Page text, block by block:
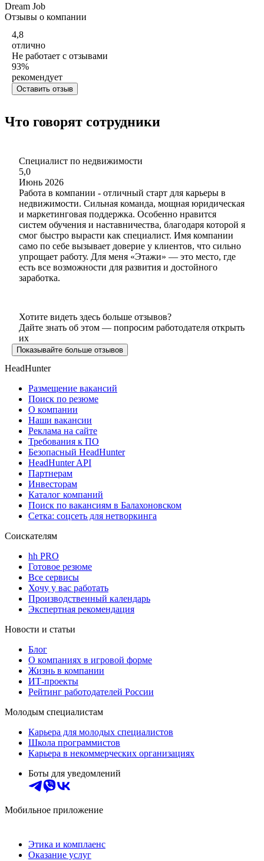
Dream Job
Отзывы о компании
4,8
отлично
Не работает с отзывами
93%
рекомендует
Оставить отзыв
Что говорят сотрудники
Специалист по недвижимости
5,0
Июнь 2026
Работа в компании - отличный старт для карьеры в
недвижимости. Сильная команда, мощная юридическая
и маркетинговая поддержка. Особенно нравится
систем обучения и наставничества, благодаря которой я
смог быстро вырасти как специалист. Имя компании
само по себе вызывает доверие у клиентов, что сильно
упрощает работу. Для меня «Этажи» — это место, где
есть все возможности для развития и достойного
заработка.
Хотите видеть здесь больше отзывов?
Дайте знать об этом — попросим работодателя открыть
их
Показывайте больше отзывов
HeadHunter
Размещение вакансий
Поиск по резюме
О компании
Наши вакансии
Реклама на сайте
Требования к ПО
Безопасный HeadHunter
HeadHunter API
Партнерам
Инвесторам
Каталог компаний
Поиск по вакансиям в Балахоновском
Сетка: соцсеть для нетворкинга
Соискателям
hh PRO
Готовое резюме
Все сервисы
Хочу у вас работать
Производственный календарь
Экспертная рекомендация
Новости и статьи
Блог
О компаниях в игровой форме
Жизнь в компании
ИТ-проекты
Рейтинг работодателей России
Молодым специалистам
Карьера для молодых специалистов
Школа программистов
Карьера в некоммерческих организациях
Боты для уведомлений
Мобильное приложение
Этика и комплаенс
Оказание услуг